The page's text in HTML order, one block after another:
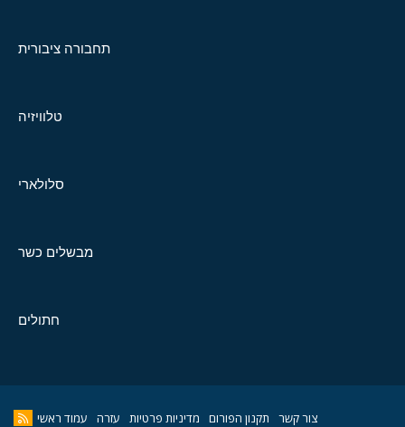
תחבורה ציבורית
טלוויזיה
סלולארי
מבשלים כשר
חתולים
צור קשר תקנון הפורום מדיניות פרטיות עזרה עמוד ראשי